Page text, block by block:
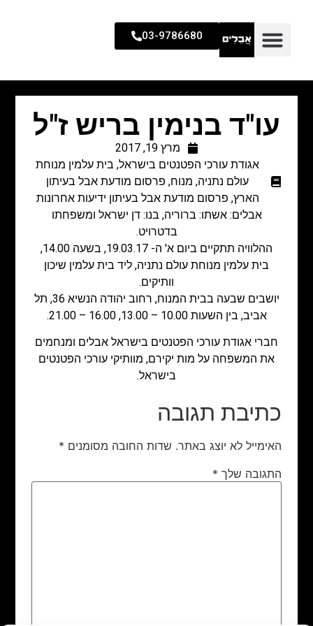
03-9786680
עו"ד בנימין בריש ז"ל
מרץ 19, 2017
אגודת עורכי הפטנטים בישראל, בית עלמין מנוחת
עולם נתניה, מנוח, פרסום מודעת אבל בעיתון
הארץ, פרסום מודעת אבל בעיתון ידיעות אחרונות
אבלים: אשתו: ברוריה, בנו: דן ישראל ומשפחתו
בדטרויט.
ההלוויה תתקיים ביום א' ה- 19.03.17, בשעה 14.00,
בית עלמין מנוחת עולם נתניה, ליד בית עלמין שיכון
וותיקים.
יושבים שבעה בבית המנוח, רחוב יהודה הנשיא 36, תל
אביב, בין השעות 10.00 – 13.00, 16.00 – 21.00.
חברי אגודת עורכי הפטנטים בישראל אבלים ומנחמים
את המשפחה על מות יקירם, מוותיקי עורכי הפטנטים
בישראל.
כתיבת תגובה
האימייל לא יוצג באתר. שדות החובה מסומנים *
התגובה שלך *